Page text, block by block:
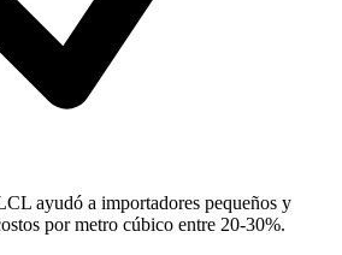
ayudó a importadores pequeños y
por metro cúbico entre 20-30%.